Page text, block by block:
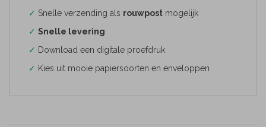
✓ Snelle verzending als rouwpost mogelijk
✓ Snelle levering
✓ Download een digitale proefdruk
✓ Kies uit mooie papiersoorten en enveloppen